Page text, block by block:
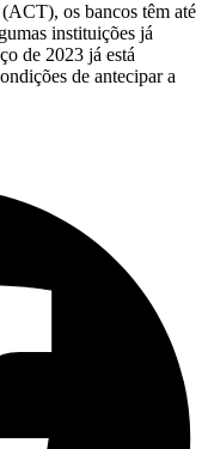
os bancos têm até
instituições já
de 2023 já está
de antecipar a